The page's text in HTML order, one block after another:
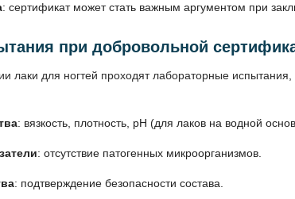
: сертификат может стать важным аргументом при
при добровольной
лаки для ногтей проходят лабораторные
: вязкость, плотность, pH (для лаков на водной
: отсутствие патогенных микроорганизмов.
: подтверждение безопасности состава.